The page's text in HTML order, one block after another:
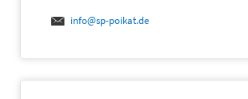
info@sp-poikat.de